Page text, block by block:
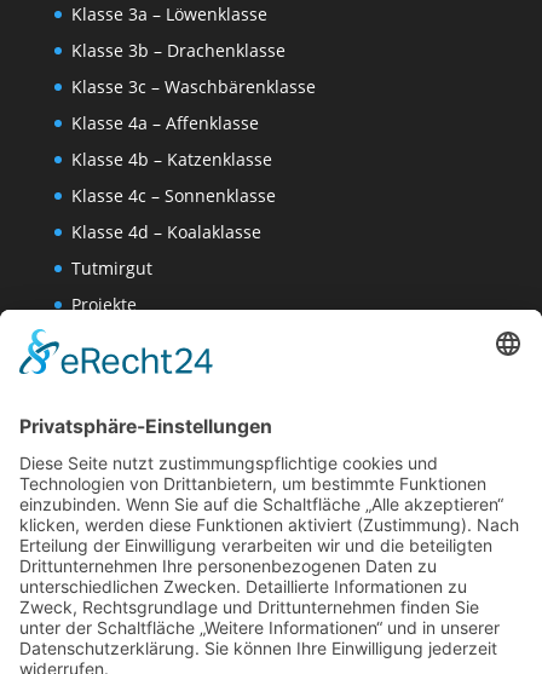
Klasse 3a – Löwenklasse
Klasse 3b – Drachenklasse
Klasse 3c – Waschbärenklasse
Klasse 4a – Affenklasse
Klasse 4b – Katzenklasse
Klasse 4c – Sonnenklasse
Klasse 4d – Koalaklasse
Tutmirgut
Projekte
Wissenschaften-AG
Datenschutzerklärung
Website Administration